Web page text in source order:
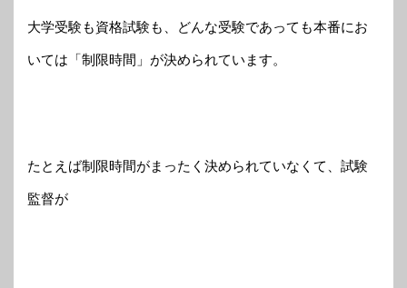
大学受験も資格試験も、どんな受験であっても本番にお
いては「制限時間」が決められています。
たとえば制限時間がまったく決められていなくて、試験
監督が